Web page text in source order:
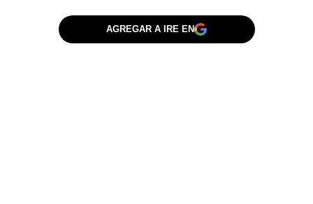
AGREGAR A IRE EN